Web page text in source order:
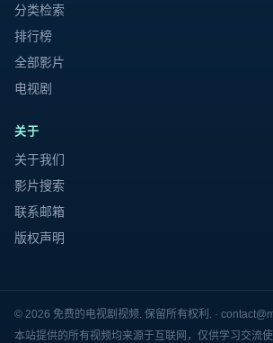
分类检索
排行榜
全部影片
电视剧
关于
关于我们
影片搜索
联系邮箱
版权声明
© 2026 免费的电视剧视频. 保留所有权利. ·
本站提供的所有视频均来源于互联网，仅供学习交流